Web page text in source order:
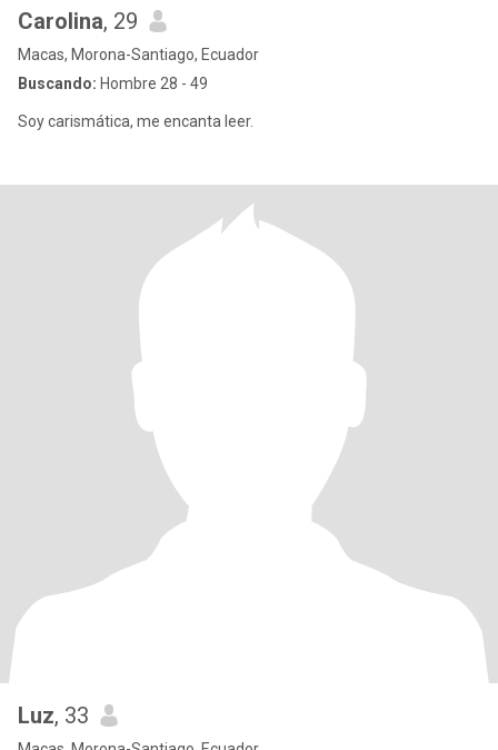
Carolina, 29
Macas, Morona-Santiago, Ecuador
Buscando: Hombre 28 - 49
Soy carismática, me encanta leer.
Luz, 33